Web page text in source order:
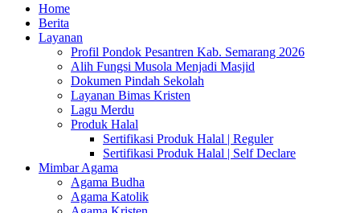
Home
Berita
Layanan
Profil Pondok Pesantren Kab. Semarang 2026
Alih Fungsi Musola Menjadi Masjid
Dokumen Pindah Sekolah
Layanan Bimas Kristen
Lagu Merdu
Produk Halal
Sertifikasi Produk Halal | Reguler
Sertifikasi Produk Halal | Self Declare
Mimbar Agama
Agama Budha
Agama Katolik